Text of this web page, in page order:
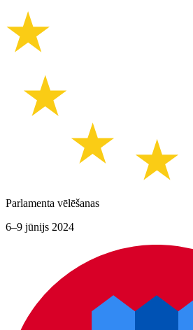
Parlamenta vēlēšanas
6–9 jūnijs 2024